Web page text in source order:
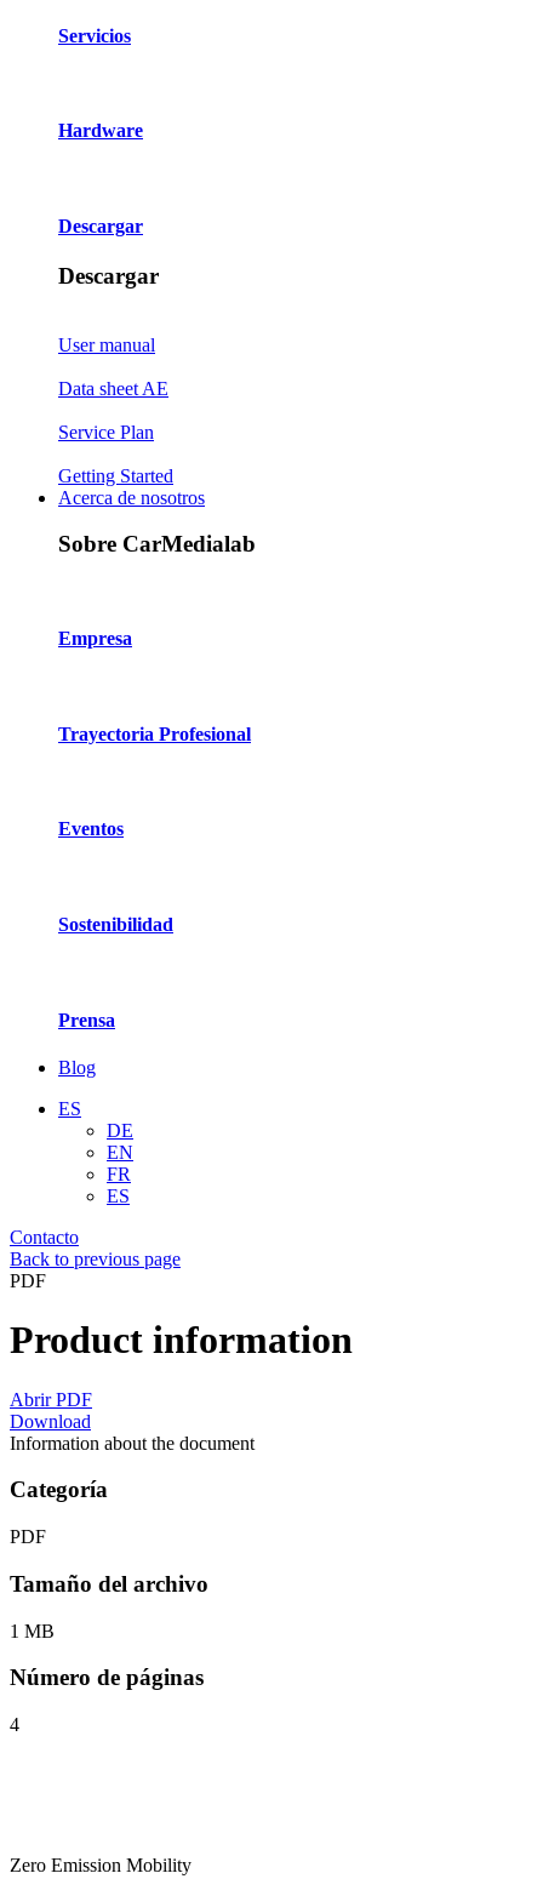
Servicios
Hardware
Descargar
Descargar
User manual
Data sheet AE
Service Plan
Getting Started
Acerca de nosotros
Sobre CarMedialab
Empresa
Trayectoria Profesional
Eventos
Sostenibilidad
Prensa
Blog
ES
DE
EN
FR
ES
Contacto
Back to previous page
PDF
Product information
Abrir PDF
Download
Information about the document
Categoría
PDF
Tamaño del archivo
1 MB
Número de páginas
4
Zero Emission Mobility